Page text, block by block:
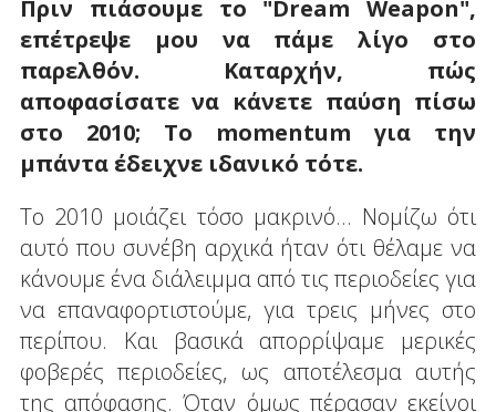
Πριν πιάσουμε το "Dream Weapon",
επέτρεψε μου να πάμε λίγο στο
παρελθόν. Καταρχήν, πώς
αποφασίσατε να κάνετε παύση πίσω
στο 2010; Το momentum για την
μπάντα έδειχνε ιδανικό τότε.
Το 2010 μοιάζει τόσο μακρινό... Νομίζω ότι
αυτό που συνέβη αρχικά ήταν ότι θέλαμε να
κάνουμε ένα διάλειμμα από τις περιοδείες για
να επαναφορτιστούμε, για τρεις μήνες στο
περίπου. Και βασικά απορρίψαμε μερικές
φοβερές περιοδείες, ως αποτέλεσμα αυτής
της απόφασης. Όταν όμως πέρασαν εκείνοι